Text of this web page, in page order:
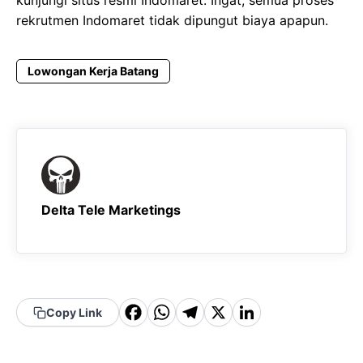
rekrutmen Indomaret tidak dipungut biaya apapun.
Lowongan Kerja Batang
Delta Tele Marketings
Copy Link
F WT X Li